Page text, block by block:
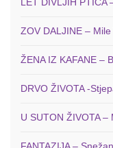
ZOV DALJINE –
ŽENA IZ KAFANE –
DRVO ŽIVOTA -
U SUTON ŽIVOTA –